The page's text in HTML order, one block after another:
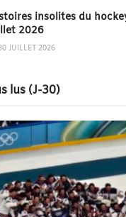
insolites du
2026
JUILLET 2026
lus (J-30)